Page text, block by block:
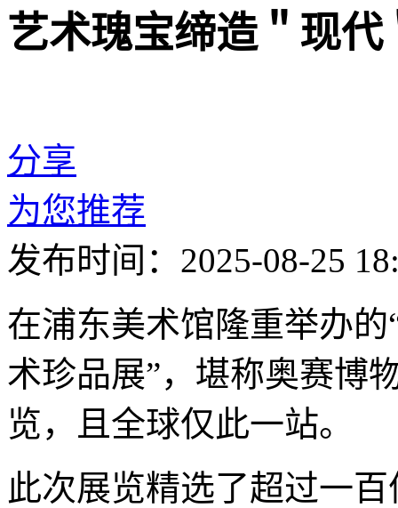
艺术瑰宝缔造＂现代
分享
为您推荐
发布时间：2025-08-25
在浦东美术馆隆重举办
术珍品展”，堪称奥赛博
览，且全球仅此一站。
此次展览精选了超过一